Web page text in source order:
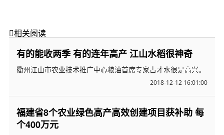
相关阅读
有的能收两季 有的连年高产 江山水稻很神奇
衢州江山市农业技术推广中心粮油首席专家占才水很是高兴。
2018-12-12 16:01:00
福建省8个农业绿色高产高效创建项目获补助 每
个400万元